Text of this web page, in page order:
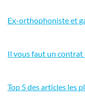
Ex-orthophoniste et
Il vous faut un
Top 5 des articles les